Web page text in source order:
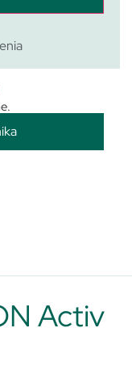
Activ